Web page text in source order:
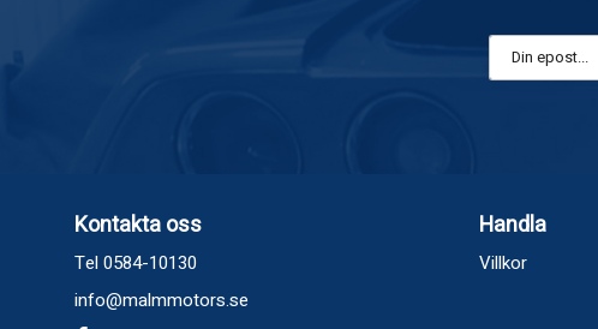
Kontakta oss
Tel 0584-10130
info@malmmotors.se
Handla
Villkor